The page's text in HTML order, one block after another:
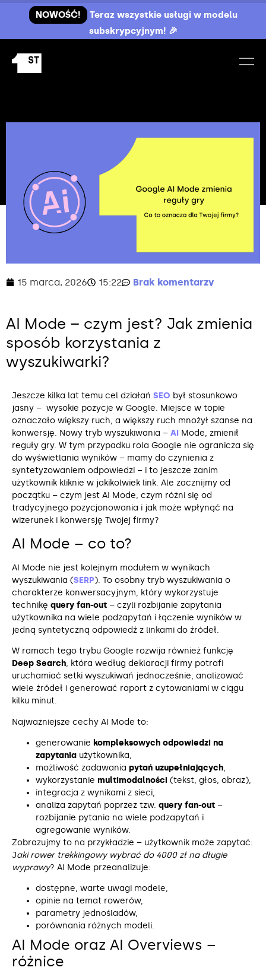
NOWOŚĆ!
Teraz wszystkie usługi w modelu
subskrypcyjnym! 🎉
15 marca, 2026 15:22 Brak komentarzy
AI Mode – czym jest? Jak zmienia
sposób korzystania z
wyszukiwarki?
Jeszcze kilka lat temu cel działań SEO był stosunkowo
jasny – wysokie pozycje w Google. Miejsce w topie
oznaczało większy ruch, a większy ruch mnożył szanse na
konwersję. Nowy tryb wyszukiwania – AI Mode, zmienił
reguły gry. W tym przypadku rola Google nie ogranicza się
do wyświetlania wyników – mamy do czynienia z
syntetyzowaniem odpowiedzi – i to jeszcze zanim
użytkownik kliknie w jakikolwiek link. Ale zacznijmy od
początku – czym jest AI Mode, czym różni się od
tradycyjnego pozycjonowania i jak może wpłynąć na
wizerunek i konwersję Twojej firmy?
AI Mode – co to?
AI Mode nie jest kolejnym modułem w wynikach
wyszukiwania (SERP). To osobny tryb wyszukiwania o
charakterze konwersacyjnym, który wykorzystuje
technikę query fan-out – czyli rozbijanie zapytania
użytkownika na wiele podzapytań i łączenie wyników w
jedną syntetyczną odpowiedź z linkami do źródeł.
W ramach tego trybu Google rozwija również funkcję
Deep Search, która według deklaracji firmy potrafi
uruchamiać setki wyszukiwań jednocześnie, analizować
wiele źródeł i generować raport z cytowaniami w ciągu
kilku minut.
Najważniejsze cechy AI Mode to:
generowanie kompleksowych odpowiedzi na
zapytania użytkownika,
możliwość zadawania pytań uzupełniających,
wykorzystanie multimodalności (tekst, głos, obraz),
integracja z wynikami z sieci,
analiza zapytań poprzez tzw. query fan-out –
rozbijanie pytania na wiele podzapytań i
agregowanie wyników.
Zobrazujmy to na przykładzie – użytkownik może zapytać:
Jaki rower trekkingowy wybrać do 4000 zł na długie
wyprawy? AI Mode przeanalizuje:
dostępne, warte uwagi modele,
opinie na temat rowerów,
parametry jednośladów,
porównania różnych modeli.
AI Mode oraz AI Overviews –
różnice